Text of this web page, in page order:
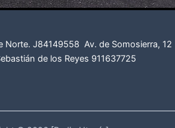
Norte. J84149558 Av. de Somosierra, 12
de los Reyes 911637725